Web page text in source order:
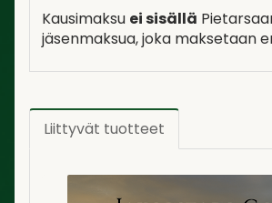
Kausimaksu ei sisällä
jäsenmaksua, joka maksetaan
Liittyvät tuotteet